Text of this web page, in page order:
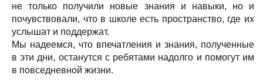
не только получили новые знания и навыки, но и
почувствовали, что в школе есть пространство, где их
услышат и поддержат.
Мы надеемся, что впечатления и знания, полученные
в эти дни, останутся с ребятами надолго и помогут им
в повседневной жизни.